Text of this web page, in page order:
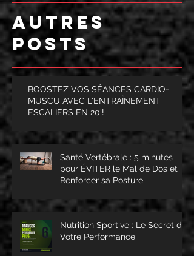
AUTRES
POSTS
BOOSTEZ VOS SÉANCES CARDIO-
MUSCU AVEC L'ENTRAÎNEMENT
ESCALIERS EN 20'!
Santé Vertébrale : 5 minutes
pour ÉVITER le Mal de Dos et
Renforcer sa Posture
Nutrition Sportive : Le Secret de
Votre Performance